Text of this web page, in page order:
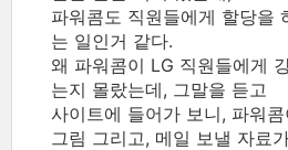
파워콤도 직원들에게 할당을
는 일인거 같다.
왜 파워콤이 LG 직원들에게
는지 몰랐는데, 그말을 듣고
사이트에 들어가 보니, 파워
그림 그리고, 메일 보낼 자료